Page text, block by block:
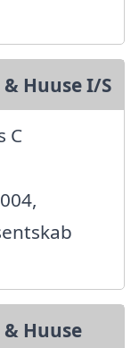
Huuse I/S
C
Huuse